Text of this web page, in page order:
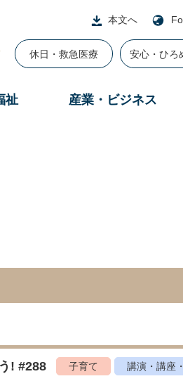
本文へ
休日・救急医療 安心・ひろ
祉 産業・ビジネス
! #288 子育て
講演・講座